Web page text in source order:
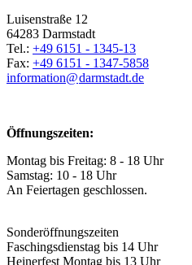
Luisenstraße 12
64283 Darmstadt
Tel.: +49 6151 - 1345-13
Fax: +49 6151 - 1347-5858
information@darmstadt.de
Öffnungszeiten:
Montag bis Freitag: 8 - 18 Uhr
Samstag: 10 - 18 Uhr
An Feiertagen geschlossen.
Sonderöffnungszeiten
Faschingsdienstag bis 14 Uhr
Heinerfest Montag bis 13 Uhr